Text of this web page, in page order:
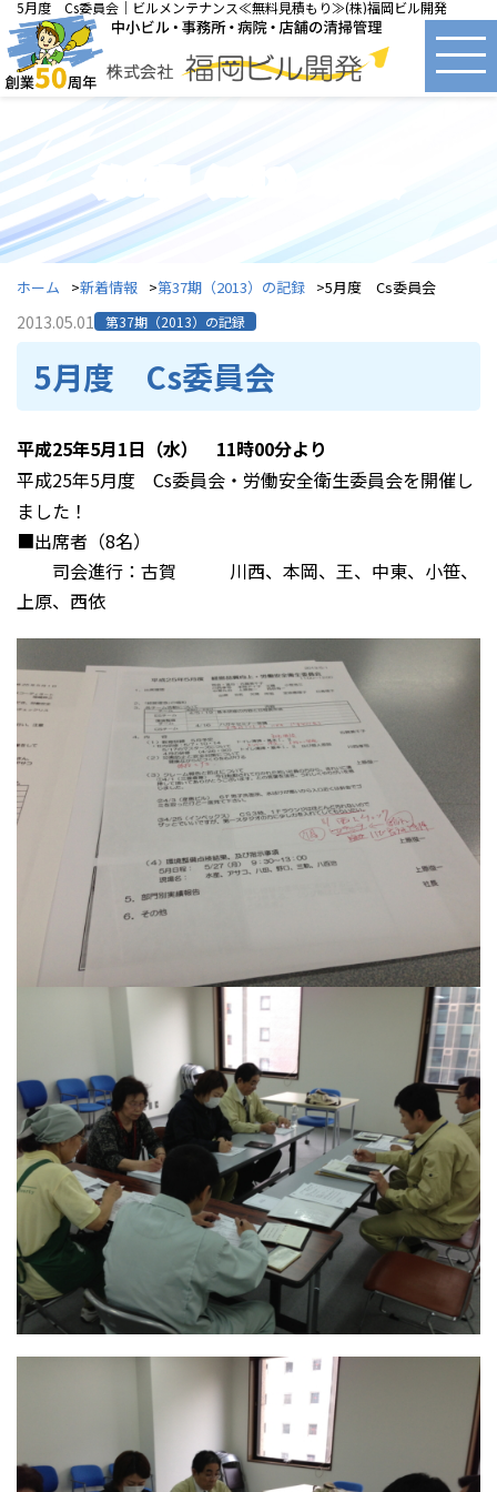
5月度 Cs委員会｜ビルメンテナンス≪無料見積もり≫(株)福岡ビル開発
第37期（2013）の記録
ホーム 新着情報 第37期（2013）の記録 5月度 Cs委員会
2013.05.01 第37期（2013）の記録
5月度 Cs委員会
平成25年5月1日（水） 11時00分より
平成25年5月度 Cs委員会・労働安全衛生委員会を開催し
ました！
■出席者（8名）
司会進行：古賀 川西、本岡、王、中東、小笹、
上原、西依